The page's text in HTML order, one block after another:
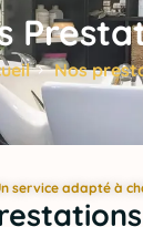
Nos
service adapté à